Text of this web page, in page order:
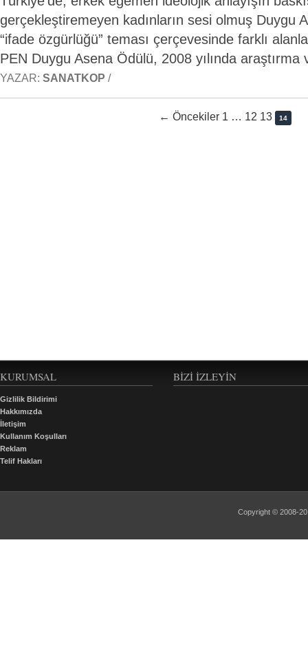
gerçekleştiremeyen kadınların sesi olmuş Duygu
“ifade özgürlüğü” teması çerçevesinde farklı
PEN Duygu Asena Ödülü, 2008 yılında
YAZAR: SANATKOP /
← Öncekiler 1 … 12 13 14
KURUMSAL
Gizlilik Bildirimi
Hakkımızda
İletişim
Kullanım Koşulları
Reklam
Telif Hakları
BIZI İZLEYIN
Copyright © 2008-